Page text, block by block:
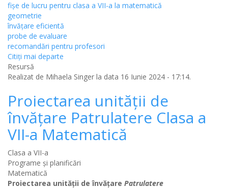
fișe de lucru pentru clasa a VII-a la matematică
geometrie
învățare eficientă
probe de evaluare
recomandări pentru profesori
Citiţi mai departe
Resursă
Realizat de Mihaela Singer la data 16 Iunie 2024 - 17:14.
Proiectarea unității de
învățare Patrulatere Clasa a
VII-a Matematică
Clasa a VII-a
Programe și planificări
Matematică
Proiectarea unității de învățare Patrulatere